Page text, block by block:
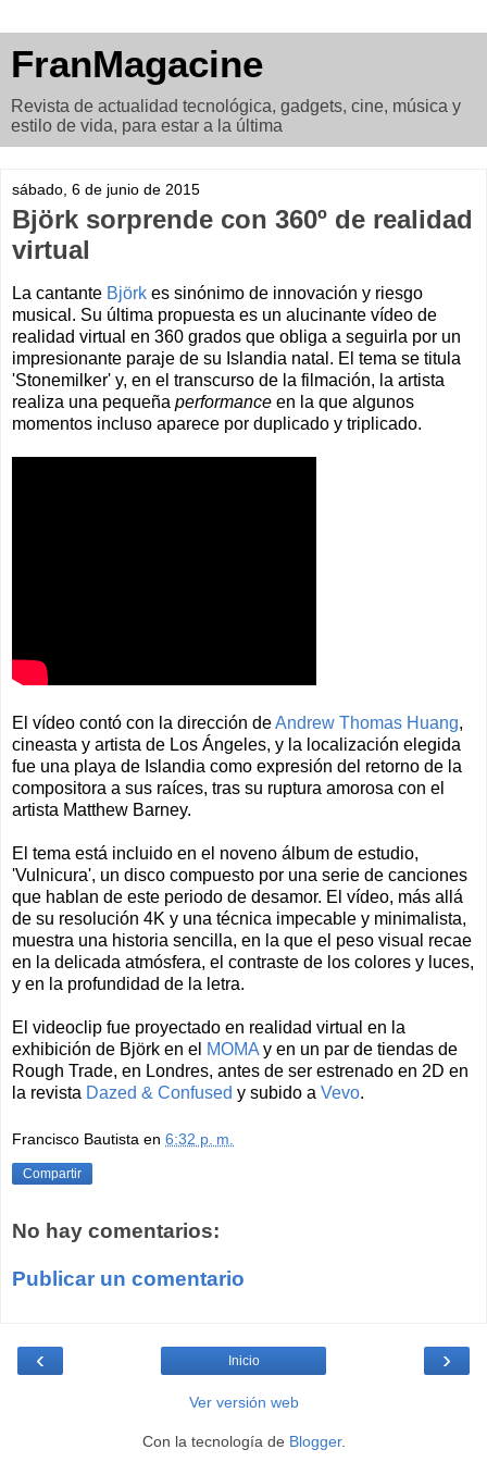
FranMagacine
Revista de actualidad tecnológica, gadgets, cine, música y
estilo de vida, para estar a la última
sábado, 6 de junio de 2015
Björk sorprende con 360º de realidad
virtual
La cantante Björk es sinónimo de innovación y riesgo
musical. Su última propuesta es un alucinante vídeo de
realidad virtual en 360 grados que obliga a seguirla por un
impresionante paraje de su Islandia natal. El tema se titula
'Stonemilker' y, en el transcurso de la filmación, la artista
realiza una pequeña performance en la que algunos
momentos incluso aparece por duplicado y triplicado.
El vídeo contó con la dirección deAndrew Thomas Huang,
cineasta y artista de Los Ángeles, y la localización elegida
fue una playa de Islandia como expresión del retorno de la
compositora a sus raíces, tras su ruptura amorosa con el
artista Matthew Barney.
El tema está incluido en el noveno álbum de estudio,
'Vulnicura', un disco compuesto por una serie de canciones
que hablan de este periodo de desamor. El vídeo, más allá
de su resolución 4K y una técnica impecable y minimalista,
muestra una historia sencilla, en la que el peso visual recae
en la delicada atmósfera, el contraste de los colores y luces,
y en la profundidad de la letra.
El videoclip fue proyectado en realidad virtual en la
exhibición de Björk en el MOMA y en un par de tiendas de
Rough Trade, en Londres, antes de ser estrenado en 2D en
la revista Dazed & Confused y subido a Vevo.
Francisco Bautista en 6:32 p. m.
Compartir
No hay comentarios:
Publicar un comentario
‹ ›
Inicio
Ver versión web
Con la tecnología de Blogger.